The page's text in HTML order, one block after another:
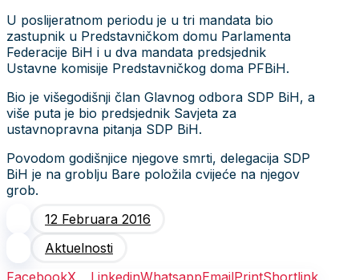
U poslijeratnom periodu je u tri mandata bio
zastupnik u Predstavničkom domu Parlamenta
Federacije BiH i u dva mandata predsjednik
Ustavne komisije Predstavničkog doma PFBiH.
Bio je višegodišnji član Glavnog odbora SDP BiH, a
više puta je bio predsjednik Savjeta za
ustavnopravna pitanja SDP BiH.
Povodom godišnjice njegove smrti, delegacija SDP
BiH je na groblju Bare položila cvijeće na njegov
grob.
12 Februara 2016
Aktuelnosti
FacebookX LinkedinWhatsappEmailPrintShortlink